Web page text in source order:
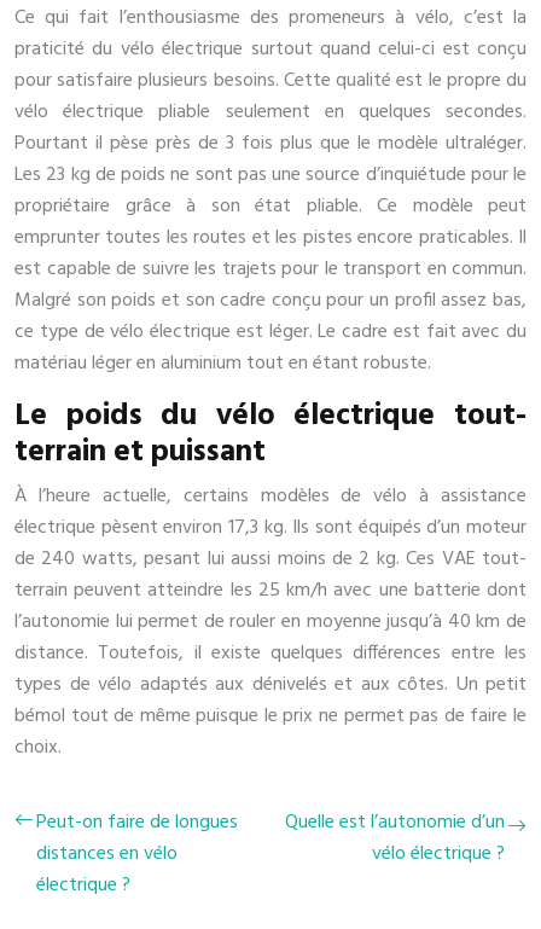
Ce qui fait l’enthousiasme des promeneurs à vélo, c’est la
praticité du vélo électrique surtout quand celui-ci est conçu
pour satisfaire plusieurs besoins. Cette qualité est le propre du
vélo électrique pliable seulement en quelques secondes.
Pourtant il pèse près de 3 fois plus que le modèle ultraléger.
Les 23 kg de poids ne sont pas une source d’inquiétude pour le
propriétaire grâce à son état pliable. Ce modèle peut
emprunter toutes les routes et les pistes encore praticables. Il
est capable de suivre les trajets pour le transport en commun.
Malgré son poids et son cadre conçu pour un profil assez bas,
ce type de vélo électrique est léger. Le cadre est fait avec du
matériau léger en aluminium tout en étant robuste.
Le poids du vélo électrique tout-
terrain et puissant
À l’heure actuelle, certains modèles de vélo à assistance
électrique pèsent environ 17,3 kg. Ils sont équipés d’un moteur
de 240 watts, pesant lui aussi moins de 2 kg. Ces VAE tout-
terrain peuvent atteindre les 25 km/h avec une batterie dont
l’autonomie lui permet de rouler en moyenne jusqu’à 40 km de
distance. Toutefois, il existe quelques différences entre les
types de vélo adaptés aux dénivelés et aux côtes. Un petit
bémol tout de même puisque le prix ne permet pas de faire le
choix.
Peut-on faire de longues
distances en vélo
électrique ?
Quelle est l’autonomie d’un
vélo électrique ?